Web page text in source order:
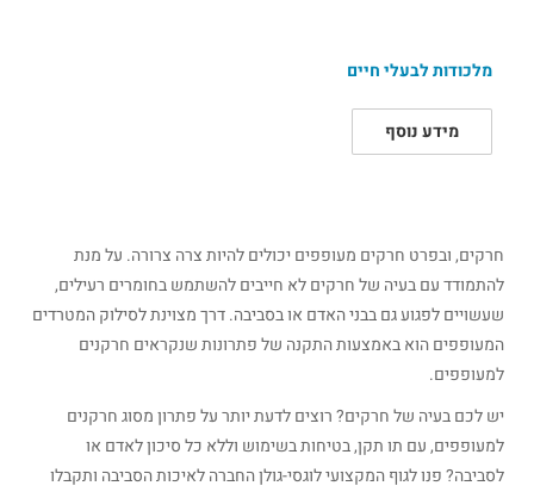
מלכודות לבעלי חיים
מידע נוסף
חרקים, ובפרט חרקים מעופפים יכולים להיות צרה צרורה. על מנת
להתמודד עם בעיה של חרקים לא חייבים להשתמש בחומרים רעילים,
שעשויים לפגוע גם בבני האדם או בסביבה. דרך מצוינת לסילוק המטרדים
המעופפים הוא באמצעות התקנה של פתרונות שנקראים חרקנים
למעופפים.
יש לכם בעיה של חרקים? רוצים לדעת יותר על פתרון מסוג חרקנים
למעופפים, עם תו תקן, בטיחות בשימוש וללא כל סיכון לאדם או
לסביבה? פנו לגוף המקצועי לוגסי-גולן החברה לאיכות הסביבה ותקבלו